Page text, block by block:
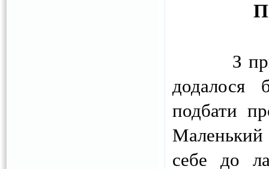
З
додалося
подбати
себе до